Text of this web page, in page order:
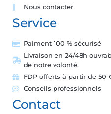
Nous contacter
Service
Paiment 100 % sécurisé
Livraison en 24/48h
de notre volonté.
FDP offerts à partir de 50
Conseils professionnels
Contact